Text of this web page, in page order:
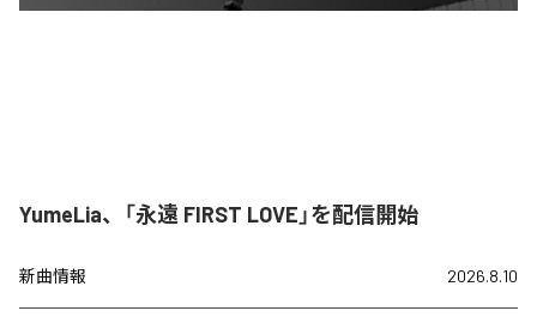
YumeLia、「永遠 FIRST LOVE」を配信開始
新曲情報 2026.8.10